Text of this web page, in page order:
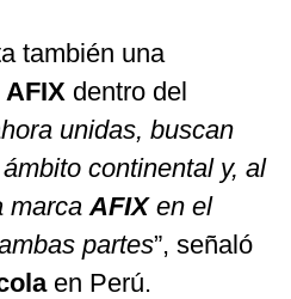
también una
AFIX dentro del
unidas, buscan
continental y, al
marcaAFIXen el
partes”, señaló
en Perú.